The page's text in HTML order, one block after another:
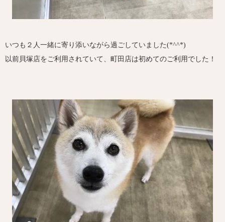
いつも２人一緒に寄り添いながら過ごしていました(*^^*)
以前貝塚店をご利用されていて、町田店は初めてのご利用でした！